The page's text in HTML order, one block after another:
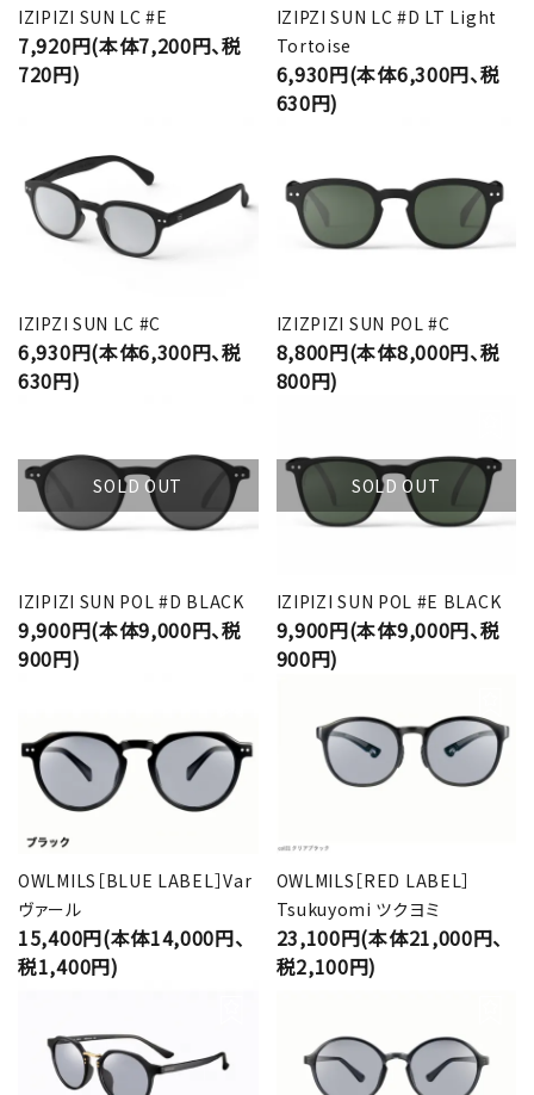
IZIPIZI SUN LC #E
7,920円(本体7,200円、税
720円)
IZIPZI SUN LC #D LT Light
Tortoise
6,930円(本体6,300円、税
630円)
IZIPZI SUN LC #C
6,930円(本体6,300円、税
630円)
IZIZPIZI SUN POL #C
8,800円(本体8,000円、税
800円)
SOLD OUT
IZIPIZI SUN POL #D BLACK
9,900円(本体9,000円、税
900円)
SOLD OUT
IZIPIZI SUN POL #E BLACK
9,900円(本体9,000円、税
900円)
OWLMILS［BLUE LABEL］Var
ヴァール
15,400円(本体14,000円、
税1,400円)
OWLMILS［RED LABEL］
Tsukuyomi ツクヨミ
23,100円(本体21,000円、
税2,100円)